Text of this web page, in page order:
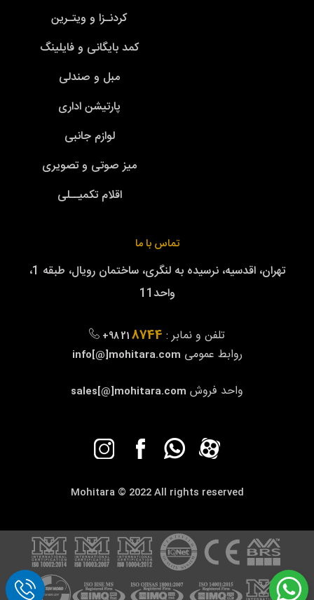
کردنـزا و ویتـرین
کمد بایگانی و فایلینگ
مبل و صندلی
پارتیشن اداری
لوازم جانبی
میز صوتی و تصویری
اقلام تکمیــلی
تماس با ما
تهران، اقدسیه، نرسیده به لنگری، ساختمان رویال، طبقه 1،
واحد11
تلفن و نمابر : +98 218744
روابط عمومی info[@]mohitara.com
واحد فروش sales[@]mohitara.com
Mohitara © 2022 All rights reserved